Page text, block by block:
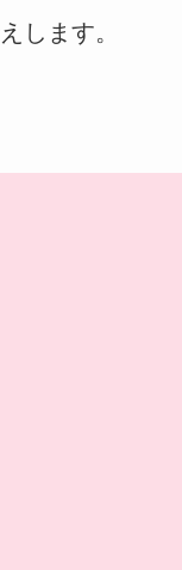
します。